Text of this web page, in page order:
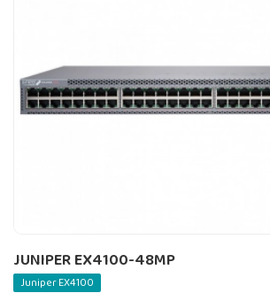
JUNIPER EX4100-48MP
Juniper EX4100